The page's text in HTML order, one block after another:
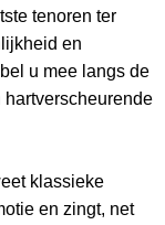
tenoren ter
en
u mee langs de
hartverscheurende
klassieke
en zingt, net